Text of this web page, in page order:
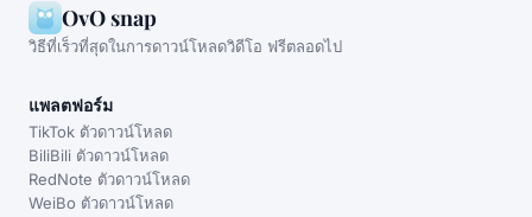
OvO snap
วิธีที่เร็วที่สุดในการดาวน์โหลดวิดีโอ ฟรีตลอดไป
แพลตฟอร์ม
TikTok ตัวดาวน์โหลด
BiliBili ตัวดาวน์โหลด
RedNote ตัวดาวน์โหลด
WeiBo ตัวดาวน์โหลด